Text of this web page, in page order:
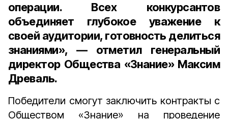
операции. Всех конкурсантов
объединяет глубокое уважение к
своей аудитории, готовность делиться
знаниями», — отметил генеральный
директор Общества «Знание» Максим
Древаль.
Победители смогут заключить контракты с
Обществом «Знание» на проведение